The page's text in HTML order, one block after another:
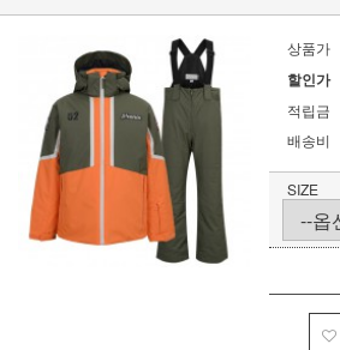
상품가
할인가
적립금
배송비
SIZE